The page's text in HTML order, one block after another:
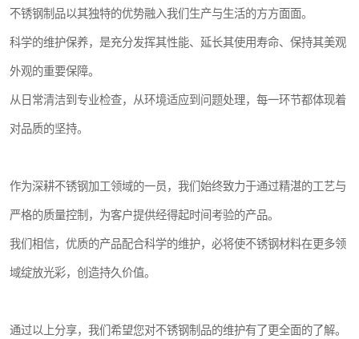
不锈钢制品以其独特的优势融入我们生产与生活的方方面面。
科学的维护保养，是充分发挥其性能、延长其使用寿命、保持其美观
外观的重要保障。
从日常清洁到专业检查，从环境适应到问题处理，每一环节都体现着
对品质的坚持。
作为深耕不锈钢加工领域的一员，我们始终致力于通过精湛的工艺与
严格的质量控制，为客户提供经得起时间考验的产品。
我们相信，优质的产品配合科学的维护，必将使不锈钢材料在更多领
域绽放光彩，创造持久价值。
通过以上分享，我们希望您对不锈钢制品的维护有了更全面的了解。